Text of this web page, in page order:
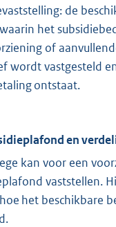
de
het
of
wordt vastgesteld
ontstaat.
en
kan voor een
vaststellen.
het beschikbare